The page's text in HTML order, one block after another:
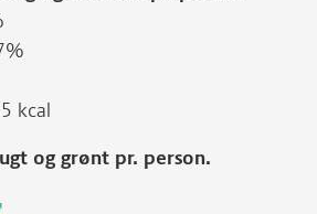
kcal
og grønt pr. person.